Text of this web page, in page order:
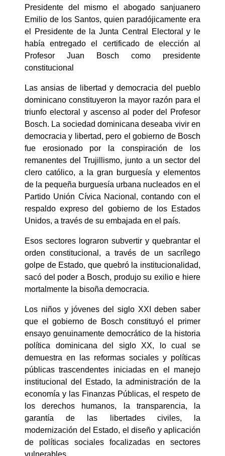
Presidente del mismo el abogado sanjuanero
Emilio de los Santos, quien paradójicamente era
el Presidente de la Junta Central Electoral y le
había entregado el certificado de elección al
Profesor Juan Bosch como presidente
constitucional
Las ansias de libertad y democracia del pueblo
dominicano constituyeron la mayor razón para el
triunfo electoral y ascenso al poder del Profesor
Bosch. La sociedad dominicana deseaba vivir en
democracia y libertad, pero el gobierno de Bosch
fue erosionado por la conspiración de los
remanentes del Trujillismo, junto a un sector del
clero católico, a la gran burguesía y elementos
de la pequeña burguesía urbana nucleados en el
Partido Unión Cívica Nacional, contando con el
respaldo expreso del gobierno de los Estados
Unidos, a través de su embajada en el país.
Esos sectores lograron subvertir y quebrantar el
orden constitucional, a través de un sacrílego
golpe de Estado, que quebró la institucionalidad,
sacó del poder a Bosch, produjo su exilio e hiere
mortalmente la bisoña democracia.
Los niños y jóvenes del siglo XXI deben saber
que el gobierno de Bosch constituyó el primer
ensayo genuinamente democrático de la historia
política dominicana del siglo XX, lo cual se
demuestra en las reformas sociales y políticas
públicas trascendentes iniciadas en el manejo
institucional del Estado, la administración de la
economía y las Finanzas Públicas, el respeto de
los derechos humanos, la transparencia, la
garantía de las libertades civiles, la
modernización del Estado, el diseño y aplicación
de políticas sociales focalizadas en sectores
vulnerables.